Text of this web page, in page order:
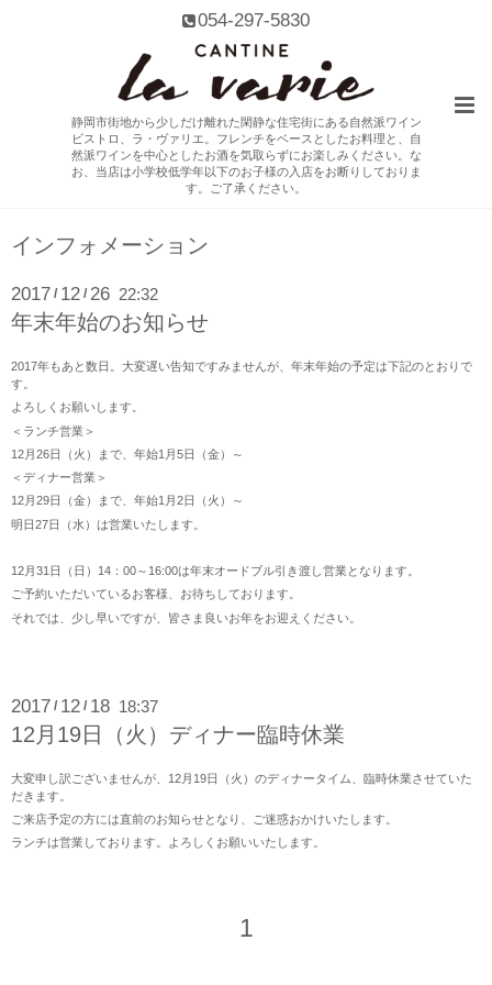
054-297-5830
静岡市街地から少しだけ離れた閑静な住宅街にある自然派ワイン
ビストロ、ラ・ヴァリエ。フレンチをベースとしたお料理と、自
然派ワインを中心としたお酒を気取らずにお楽しみください。な
お、当店は小学校低学年以下のお子様の入店をお断りしておりま
す。ご了承ください。
インフォメーション
2017 / 12 / 26 22:32
年末年始のお知らせ
2017年もあと数日。大変遅い告知ですみませんが、年末年始の予定は下記のとおりで
す。
よろしくお願いします。
＜ランチ営業＞
12月26日（火）まで、年始1月5日（金）～
＜ディナー営業＞
12月29日（金）まで、年始1月2日（火）～
明日27日（水）は営業いたします。
12月31日（日）14：00～16:00は年末オードブル引き渡し営業となります。
ご予約いただいているお客様、お待ちしております。
それでは、少し早いですが、皆さま良いお年をお迎えください。
2017 / 12 / 18 18:37
12月19日（火）ディナー臨時休業
大変申し訳ございませんが、12月19日（火）のディナータイム、臨時休業させていた
だきます。
ご来店予定の方には直前のお知らせとなり、ご迷惑おかけいたします。
ランチは営業しております。よろしくお願いいたします。
1